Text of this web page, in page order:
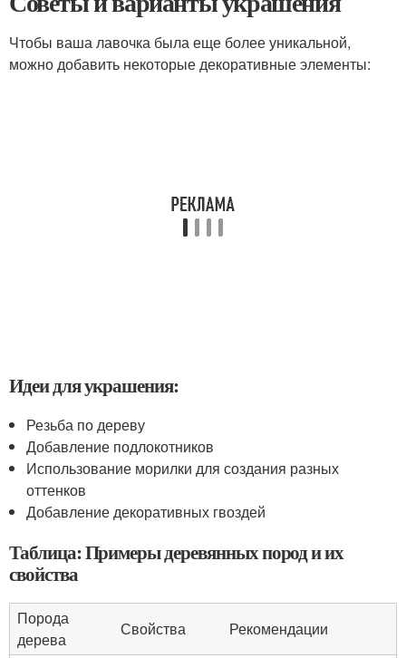
Чтобы ваша лавочка была еще более уникальной,
можно добавить некоторые декоративные элементы:
Идеи для украшения:
Резьба по дереву
Добавление подлокотников
Использование морилки для создания разных
оттенков
Добавление декоративных гвоздей
Таблица: Примеры деревянных пород и их
свойства
Порода
дерева
Свойства Рекомендации